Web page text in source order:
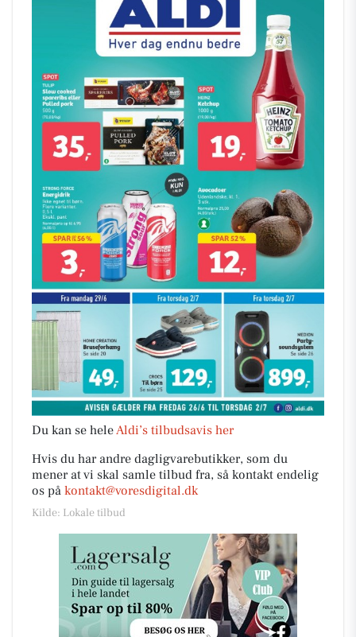
Du kan se heleAldi’s tilbudsavis her
Hvis du har andre dagligvarebutikker, som du
mener at vi skal samle tilbud fra, så kontakt endelig
os på kontakt@voresdigital.dk
Kilde: Lokale tilbud